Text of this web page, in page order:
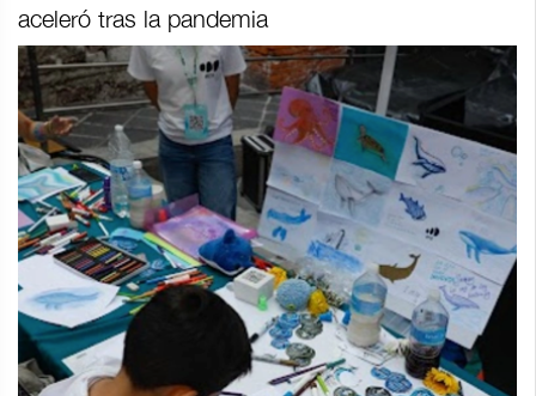
aceleró tras la pandemia